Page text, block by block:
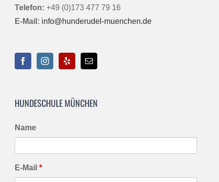
Telefon: +49 (0)173 477 79 16
E-Mail: info@hunderudel-muenchen.de
HUNDESCHULE MÜNCHEN
Name
E-Mail *